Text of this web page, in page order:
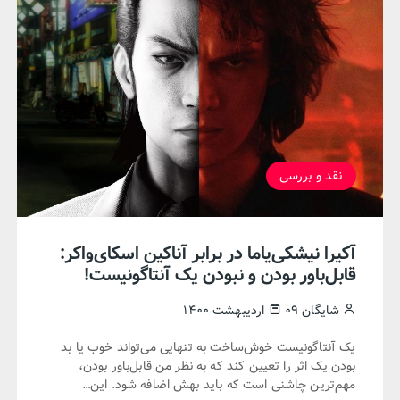
نقد و بررسی
آکیرا نیشکی‌یاما در برابر آناکین اسکای‌واکر:
قابل‌باور بودن و نبودن یک آنتاگونیست!
شایگان ۰۹ اردیبهشت ۱۴۰۰
یک آنتاگونیست خوش‌ساخت به تنهایی می‌تواند خوب یا بد
بودن یک اثر را تعیین کند که به نظر من قابل‌باور بودن،
مهم‌ترین چاشنی‌ است که باید بهش اضافه شود. این…